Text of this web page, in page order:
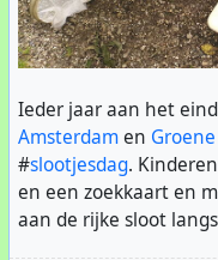
Ieder jaar aan het
Amsterdamen
#slootjesdag.
en een zoekkaart en
aan de rijke sloot